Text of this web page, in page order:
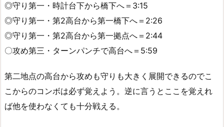
◎守り第一・時計台下から橋下へ＝3:15
◎守り第一・第2高台から第一橋下へ＝2:26
◎守り第一・第2高台から第一拠点へ＝2:44
〇攻め第三・ターンパンチで高台へ＝5:59
第二地点の高台から攻めも守りも大きく展開できるのでこ
こからのコンボは必ず覚えよう。逆に言うとここを覚えれ
ば他を使わなくても十分戦える。